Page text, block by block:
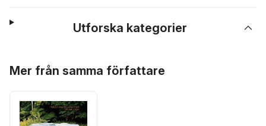
Utforska kategorier
Mer från samma författare